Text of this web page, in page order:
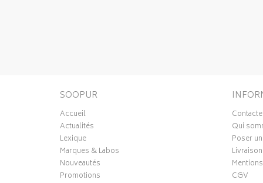
SOOPUR
Accueil
Actualités
Lexique
Marques & Labos
Nouveautés
Promotions
Qui
Poser
Livraison
CGV